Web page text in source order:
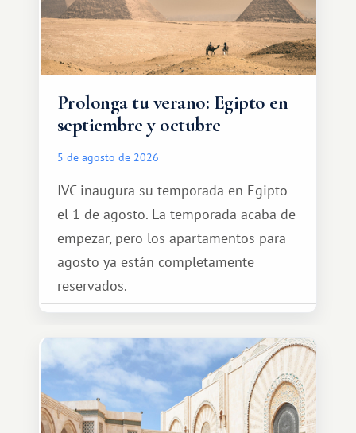
Prolonga tu verano: Egipto en
septiembre y octubre
5 de agosto de 2026
IVC inaugura su temporada en Egipto
el 1 de agosto. La temporada acaba de
empezar, pero los apartamentos para
agosto ya están completamente
reservados.